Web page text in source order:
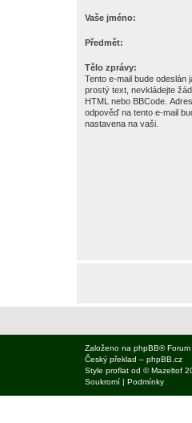
Vaše jméno:
Předmět:
Tělo zprávy:
Tento e-mail bude odeslán
prostý text, nevkládejte
HTML nebo BBCode.
odpověď na tento e-mail
nastavena na vaši.
Založeno na phpBB®
Český překlad – phpBB.cz
Style proflat od ©Mazeltof
Soukromí | Podmínky